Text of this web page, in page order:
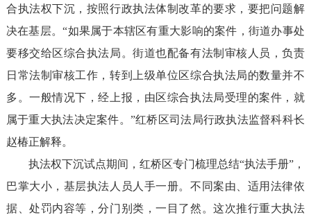
合执法权下沉，按照行政执法体制改革的要求，要把问题解
决在基层。“如果属于本辖区有重大影响的案件，街道办事处
要移交给区综合执法局。街道也配备有法制审核人员，负责
日常法制审核工作，转到上级单位区综合执法局的数量并不
多。一般情况下，经上报，由区综合执法局受理的案件，就
属于重大执法决定案件。”红桥区司法局行政执法监督科科长
赵椿正解释。
执法权下沉试点期间，红桥区专门梳理总结“执法手册”，
巴掌大小，基层执法人员人手一册。不同案由、适用法律依
据、处罚内容等，分门别类，一目了然。这次推行重大执法